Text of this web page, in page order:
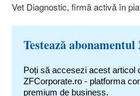
Vet Diagnostic, firmă activă în
Testează
Poți să accesezi acest articol
ZFCorporate.ro - platforma
premium de business.